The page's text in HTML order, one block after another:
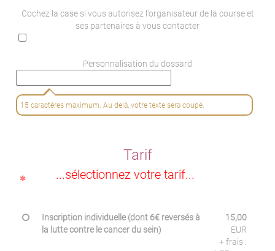
Cochez la case si vous autorisez l'organisateur de la course et
ses partenaires à vous contacter
Personnalisation du dossard
15 caractères maximum. Au delà, votre texte sera coupé.
Tarif
...sélectionnez votre tarif...
Inscription individuelle (dont 6€ reversés à
la lutte contre le cancer du sein)
15,00
EUR
+ frais :